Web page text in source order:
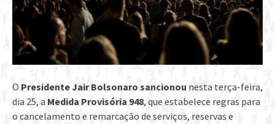
O Presidente Jair Bolsonaro sancionou nesta terça-feira,
dia 25, a Medida Provisória 948, que estabelece regras para
o cancelamento e remarcação de serviços, reservas e